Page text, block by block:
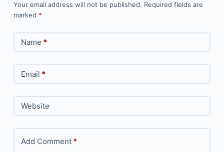
Your email address will not be published. Required fields are
marked *
Name *
Email *
Website
Add Comment*